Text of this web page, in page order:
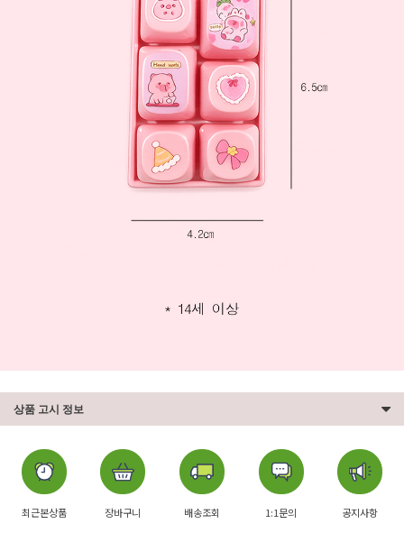
상품 고시 정보
최근본상품 장바구니 배송조회 1:1문의 공지사항